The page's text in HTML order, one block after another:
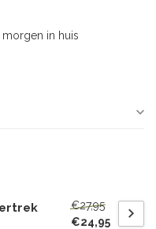
in huis
€27,95
€24,95